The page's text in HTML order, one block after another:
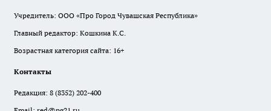
Учредитель: ООО «Про Город Чувашская Республика»
Главный редактор: Кошкина К.С.
Возрастная категория сайта: 16+
Контакты
Редакция: 8 (8352) 202-400